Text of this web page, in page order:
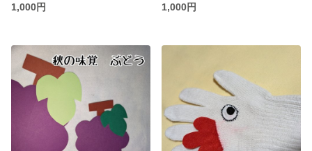
1,000円
1,000円